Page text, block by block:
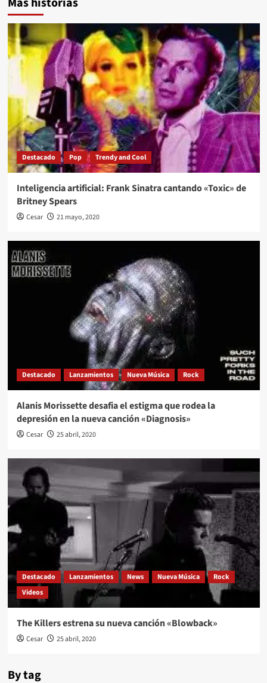
Destacado Pop Trendy and Cool
Inteligencia artificial: Frank Sinatra cantando «Toxic» de
Britney Spears
Cesar 21 mayo, 2020
Destacado Lanzamientos Nueva Música Rock
Alanis Morissette desafia el estigma que rodea la
depresión en la nueva canción «Diagnosis»
Cesar 25 abril, 2020
Destacado Lanzamientos News Nueva Música
Rock
Videos
The Killers estrena su nueva canción «Blowback»
Cesar 25 abril, 2020
By tag